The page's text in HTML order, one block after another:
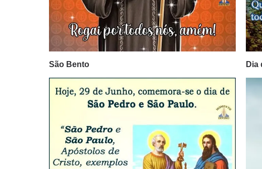
São Bento Dia